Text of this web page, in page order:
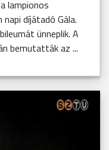
lampionos
díjátadó Gála.
ünneplik. A
bemutatták az ...